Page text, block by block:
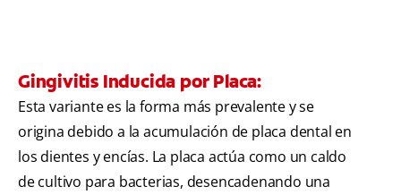
Gingivitis Inducida por Placa:
Esta variante es la forma más prevalente y se
origina debido a la acumulación de placa dental en
los dientes y encías. La placa actúa como un caldo
de cultivo para bacterias, desencadenando una